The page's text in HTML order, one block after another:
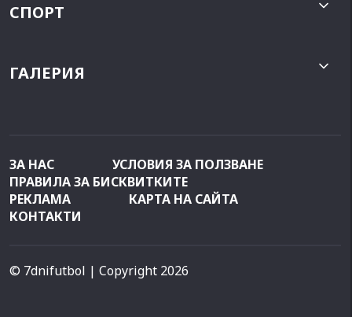
СПОРТ
ГАЛЕРИЯ
ЗА НАС
УСЛОВИЯ ЗА ПОЛЗВАНЕ
ПРАВИЛА ЗА БИСКВИТКИТЕ
РЕКЛАМА
КАРТА НА САЙТА
КОНТАКТИ
© 7dnifutbol | Copyright 2026